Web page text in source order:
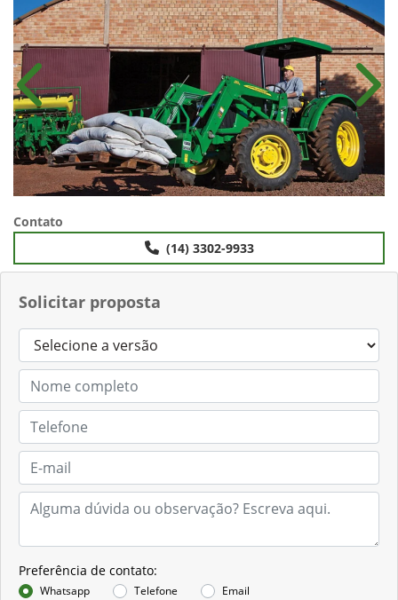
Solicitar proposta
Preferência de contato:
Whatsapp Telefone Email
Anterior
Contato
(14) 3302-9933